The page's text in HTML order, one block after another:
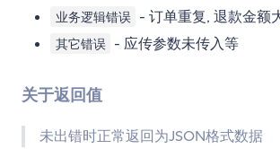
业务逻辑错误 - 订单重复, 退款金额
其它错误 - 应传参数未传入等
关于返回值
未出错时正常返回为JSON格式数据